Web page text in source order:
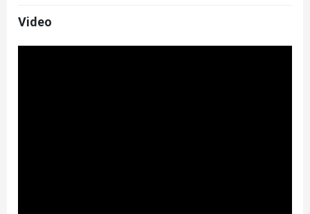
- Nhưng các bạn đừng lo đã có tool delid chuyên
Video